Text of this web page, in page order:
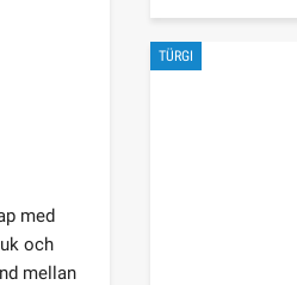
med
och
mellan
TÜRGI